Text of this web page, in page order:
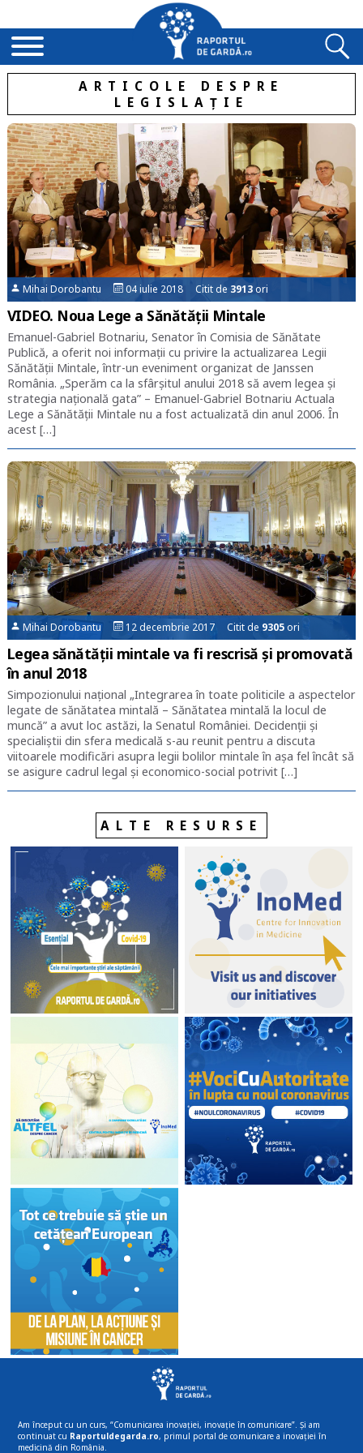
ARTICOLE DESPRE
LEGISLAȚIE
Mihai Dorobantu 04 iulie 2018 Citit de 3913ori
VIDEO. Noua Lege a Sănătății Mintale
Emanuel-Gabriel Botnariu, Senator în Comisia de Sănătate
Publică, a oferit noi informații cu privire la actualizarea Legii
Sănătății Mintale, într-un eveniment organizat de Janssen
România. „Sperăm ca la sfârșitul anului 2018 să avem legea și
strategia națională gata” – Emanuel-Gabriel Botnariu Actuala
Lege a Sănătății Mintale nu a fost actualizată din anul 2006. În
acest […]
Mihai Dorobantu 12 decembrie 2017 Citit de 9305ori
Legea sănătății mintale va fi rescrisă și promovată
în anul 2018
Simpozionului național „Integrarea în toate politicile a aspectelor
legate de sănătatea mintală – Sănătatea mintală la locul de
muncă” a avut loc astăzi, la Senatul României. Decidenții și
specialiștii din sfera medicală s-au reunit pentru a discuta
viitoarele modificări asupra legii bolilor mintale în așa fel încât să
se asigure cadrul legal și economico-social potrivit […]
ALTE RESURSE
Am început cu un curs, “Comunicarea inovației, inovație în comunicare”. Și am
continuat cu Raportuldegarda.ro, primul portal de comunicare a inovației în
medicină din România.